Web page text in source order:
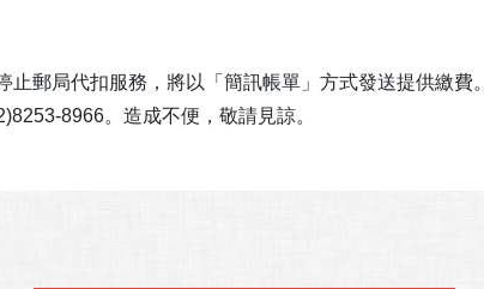
郵局代扣服務，將以「簡訊帳單」方式發送提供繳費。
8966。造成不便，敬請見諒。